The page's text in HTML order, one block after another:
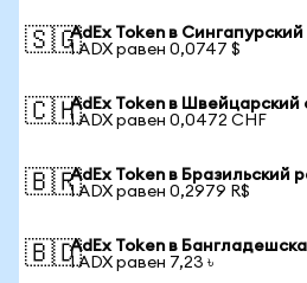
🇸🇬AdEx Token в
1 ADX равен 0,0747 $
🇨🇭AdEx Token в Швейцарский
1 ADX равен 0,0472 CHF
🇧🇷AdEx Token в Бразильский
1 ADX равен 0,2979 R$
🇧🇩AdEx Token в
1 ADX равен 7,23 ৳